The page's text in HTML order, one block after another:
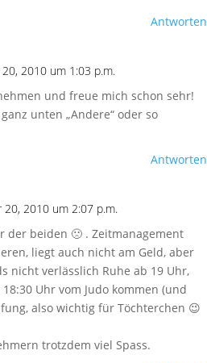
Antworten
2010 um 1:03 p.m.
und freue mich schon sehr!
unten „Andere“ oder so
Antworten
20, 2010 um 2:07 p.m.
der beiden 🙁 . Zeitmanagement
liegt auch nicht am Geld, aber
nicht verlässlich Ruhe ab 19 Uhr,
Uhr vom Judo kommen (und
also wichtig für Töchterchen 😉
trotzdem viel Spass.